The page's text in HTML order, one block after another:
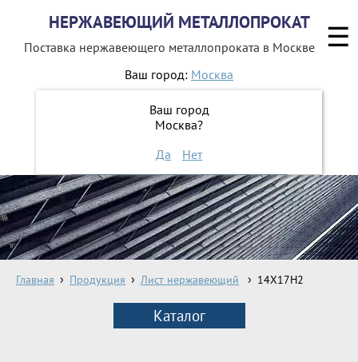
НЕРЖАВЕЮЩИЙ МЕТАЛЛОПРОКАТ
Поставка нержавеющего металлопроката в Москве
Ваш город: Москва
Ваш город
Москва?
Да
Нет
8 800 551-16-44
ЗАКАЗАТЬ ОБРАТНЫЙ ЗВОНОК
Главная Продукция Лист нержавеющий 14X17H2
Каталог
☰